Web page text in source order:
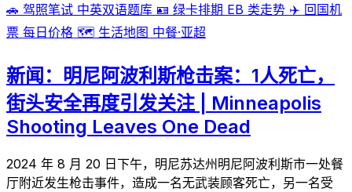
🚗 驾照笔试 中英双语题库 🪪 绿卡排期 EB 类走势 ✈️ 回国机
票 每日价格 🗺️ 生活地图 中餐·亚超
新闻：明尼阿波利斯枪击案：1人死亡，
街头安全再度引发关注 | Minneapolis
Shooting Leaves One Dead
2024 年 8 月 20 日下午，明尼苏达州明尼阿波利斯市一处餐
厅附近发生枪击事件，造成一名无武装顾客死亡，另一名受